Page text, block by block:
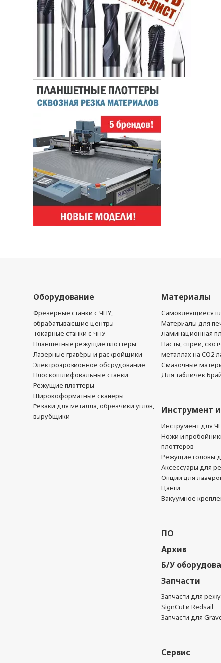
Оборудование
Фрезерные станки с ЧПУ,
обрабатывающие центры
Токарные станки с ЧПУ
Планшетные режущие плоттеры
Лазерные гравёры и раскройщики
Электроэрозионное оборудование
Плоскошлифовальные станки
Режущие плоттеры
Широкоформатные сканеры
Резаки для металла, обрезчики углов,
вырубщики
Материалы
Самоклеящиеся
Материалы для
Ламинационная
Пасты, спреи,
металлах на CO2
Смазочные
Для табличек
Инструмент
Инструмент для
Ножи и
плоттеров
Режущие головы
Аксессуары для
Опции для
Цанги
Вакуумное
ПО
Архив
Б/У
Запчасти
Запчасти для
SignCut и Redsail
Запчасти для
Сервис